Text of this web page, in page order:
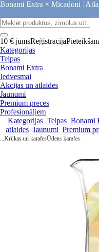
Bonami Extra × Micadoni |
10 € jumsReģistrācija
Kategorijas
Telpas
Bonami Extra
Iedvesmai
Akcijas un atlaides
Jaunumi
Premium preces
Profesionāļiem
Kategorijas Telpas Bonami
atlaides Jaunumi Premium
...Krūkas un karafesŪdens karafes